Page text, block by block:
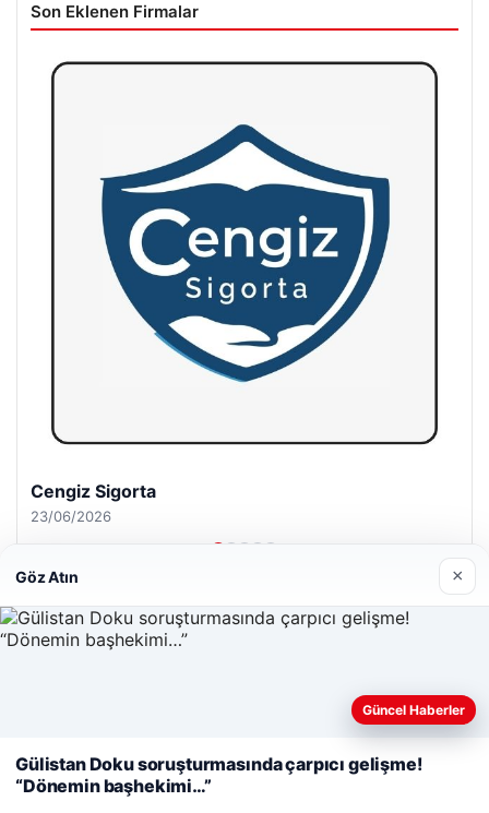
Son Eklenen Firmalar
Cengiz Sigorta
23/06/2026
Web sitemizi nasıl kullandığınızı daha iyi anlayabilmek,
kullanıyoruz. Çerez Politikamız
Reddet Kabul Et
Göz Atın ×
Güncel Haberler
Gülistan Doku soruşturmasında çarpıcı gelişme!
“Dönemin başhekimi…”
lemagrup.com.tr